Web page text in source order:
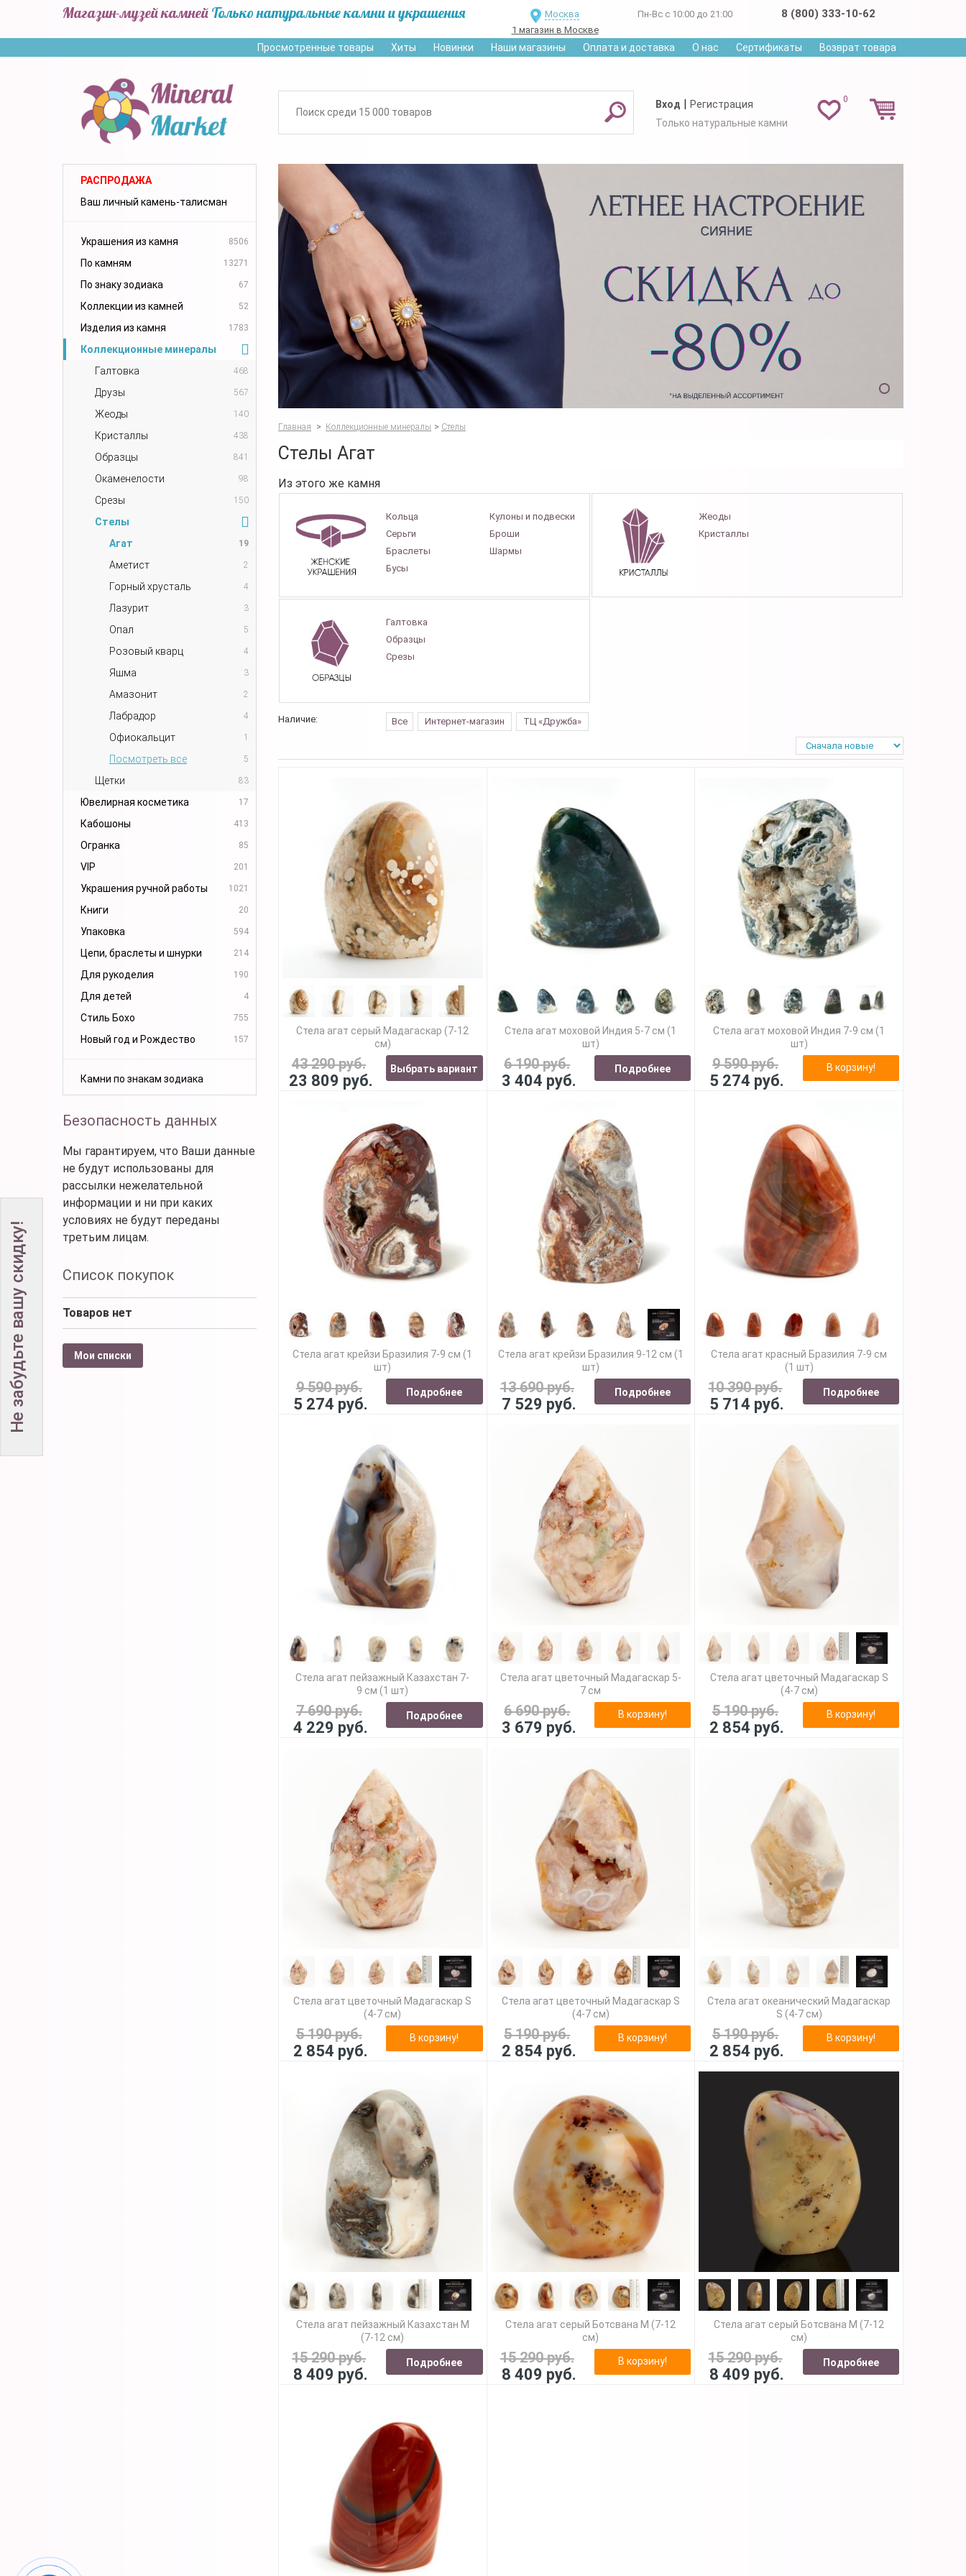
Магазин-музей камней Только натуральные камни и украшения
Москва
1 магазин в Москве
Пн-Вс с 10:00 до 21:00 8 (800) 333-10-62
Просмотренные товары Хиты Новинки Наши магазины Оплата и доставка О нас Сертификаты Возврат товара
0
Вход | Регистрация
Только натуральные камни
РАСПРОДАЖА
Ваш личный камень-талисман
Украшения из камня 8506
По камням 13271
По знаку зодиака 67
Коллекции из камней 52
Изделия из камня 1783
Коллекционные минералы
Галтовка
468
Друзы 567
Жеоды 140
Кристаллы 438
Образцы 841
Окаменелости 98
Срезы 150
Стелы
Агат
19
Аметист 2
Горный хрусталь 4
Лазурит 3
Опал 5
Розовый кварц 4
Яшма 3
Амазонит 2
Лабрадор 4
Офиокальцит 1
Посмотреть все 5
Щетки 83
Ювелирная косметика 17
Кабошоны 413
Огранка 85
VIP 201
Украшения ручной работы 1021
Книги 20
Упаковка 594
Цепи, браслеты и шнурки 214
Для рукоделия 190
Для детей 4
Стиль Бохо 755
Новый год и Рождество 157
Камни по знакам зодиака
Безопасность данных
Мы гарантируем, что Ваши данные
не будут использованы для
рассылки нежелательной
информации и ни при каких
условиях не будут переданы
третьим лицам.
Список покупок
Товаров нет
Мои списки
Главная > Коллекционные минералы > Стелы
Стелы Агат
Из этого же камня
Кольца
Серьги
Браслеты
Бусы
Кулоны и подвески
Броши
Шармы
Жеоды
Кристаллы
Галтовка
Образцы
Срезы
Наличие: Все Интернет-магазин ТЦ «Дружба»
Стела агат серый Мадагаскар (7-12
см)
43 290 руб.
23 809 руб.
Выбрать вариант
Стела агат моховой Индия 5-7 см (1
шт)
6 190 руб.
3 404 руб.
Подробнее
Стела агат моховой Индия 7-9 см (1
шт)
9 590 руб.
5 274 руб.
В корзину!
Стела агат крейзи Бразилия 7-9 см (1
шт)
9 590 руб.
5 274 руб.
Подробнее
Стела агат крейзи Бразилия 9-12 см (1
шт)
13 690 руб.
7 529 руб.
Подробнее
Стела агат красный Бразилия 7-9 см
(1 шт)
10 390 руб.
5 714 руб.
Подробнее
Стела агат пейзажный Казахстан 7-
9 см (1 шт)
7 690 руб.
4 229 руб.
Подробнее
Стела агат цветочный Мадагаскар 5-
7 см
6 690 руб.
3 679 руб.
В корзину!
Стела агат цветочный Мадагаскар S
(4-7 см)
5 190 руб.
2 854 руб.
В корзину!
Стела агат цветочный Мадагаскар S
(4-7 см)
5 190 руб.
2 854 руб.
В корзину!
Стела агат цветочный Мадагаскар S
(4-7 см)
5 190 руб.
2 854 руб.
В корзину!
Стела агат океанический Мадагаскар
S (4-7 см)
5 190 руб.
2 854 руб.
В корзину!
Стела агат пейзажный Казахстан M
(7-12 см)
15 290 руб.
8 409 руб.
Подробнее
Стела агат серый Ботсвана M (7-12
см)
15 290 руб.
8 409 руб.
В корзину!
Стела агат серый Ботсвана M (7-12
см)
15 290 руб.
8 409 руб.
Подробнее
Не забудьте вашу скидку!